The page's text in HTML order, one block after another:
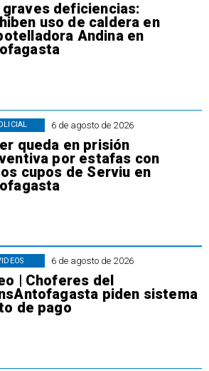
graves deficiencias:
uso de caldera en
Andina en
6 de agosto de 2026
queda en prisión
por estafas con
cupos de Serviu en
6 de agosto de 2026
| Choferes del
piden sistema
de pago